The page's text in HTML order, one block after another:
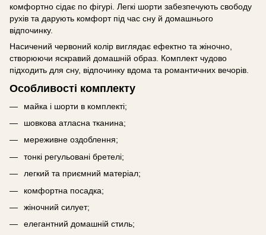
комфортно сідає по фігурі. Легкі шорти забезпечують свободу
рухів та дарують комфорт під час сну й домашнього
відпочинку.
Насичений червоний колір виглядає ефектно та жіночно,
створюючи яскравий домашній образ. Комплект чудово
підходить для сну, відпочинку вдома та романтичних вечорів.
Особливості комплекту
майка і шорти в комплекті;
шовкова атласна тканина;
мереживне оздоблення;
тонкі регульовані бретелі;
легкий та приємний матеріал;
комфортна посадка;
жіночний силует;
елегантний домашній стиль;